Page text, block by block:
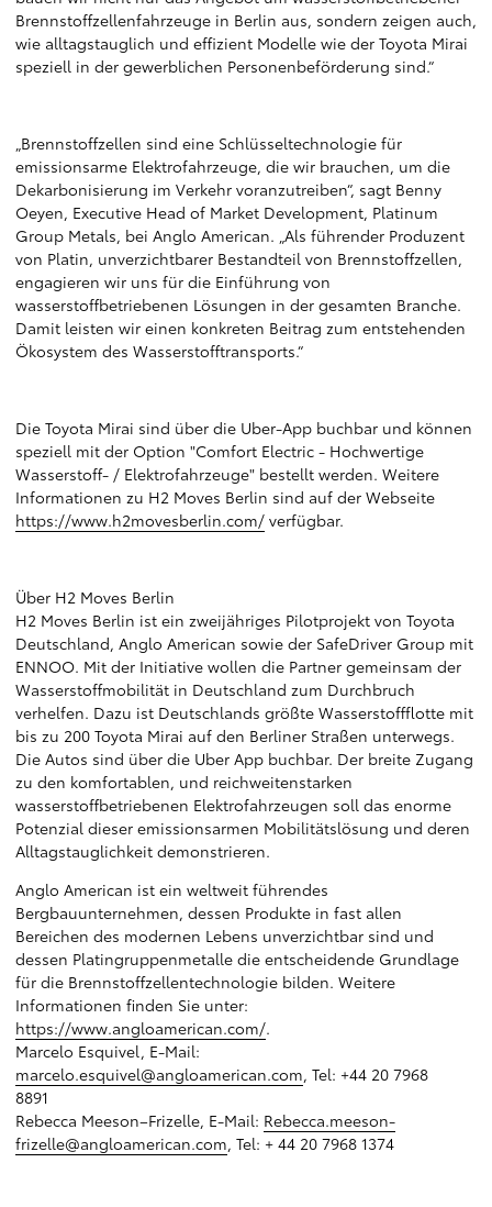
Brennstoffzellenfahrzeuge in Berlin aus, sondern zeigen auch,
wie alltagstauglich und effizient Modelle wie der Toyota Mirai
speziell in der gewerblichen Personenbeförderung sind.“
„Brennstoffzellen sind eine Schlüsseltechnologie für
emissionsarme Elektrofahrzeuge, die wir brauchen, um die
Dekarbonisierung im Verkehr voranzutreiben“, sagt Benny
Oeyen, Executive Head of Market Development, Platinum
Group Metals, bei Anglo American. „Als führender Produzent
von Platin, unverzichtbarer Bestandteil von Brennstoffzellen,
engagieren wir uns für die Einführung von
wasserstoffbetriebenen Lösungen in der gesamten Branche.
Damit leisten wir einen konkreten Beitrag zum entstehenden
Ökosystem des Wasserstofftransports.“
Die Toyota Mirai sind über die Uber-App buchbar und können
speziell mit der Option "Comfort Electric - Hochwertige
Wasserstoff- / Elektrofahrzeuge" bestellt werden. Weitere
Informationen zu H2 Moves Berlin sind auf der Webseite
https://www.h2movesberlin.com/ verfügbar.
Über H2 Moves Berlin
H2 Moves Berlin ist ein zweijähriges Pilotprojekt von Toyota
Deutschland, Anglo American sowie der SafeDriver Group mit
ENNOO. Mit der Initiative wollen die Partner gemeinsam der
Wasserstoffmobilität in Deutschland zum Durchbruch
verhelfen. Dazu ist Deutschlands größte Wasserstoffflotte mit
bis zu 200 Toyota Mirai auf den Berliner Straßen unterwegs.
Die Autos sind über die Uber App buchbar. Der breite Zugang
zu den komfortablen, und reichweitenstarken
wasserstoffbetriebenen Elektrofahrzeugen soll das enorme
Potenzial dieser emissionsarmen Mobilitätslösung und deren
Alltagstauglichkeit demonstrieren.
Anglo American ist ein weltweit führendes
Bergbauunternehmen, dessen Produkte in fast allen
Bereichen des modernen Lebens unverzichtbar sind und
dessen Platingruppenmetalle die entscheidende Grundlage
für die Brennstoffzellentechnologie bilden. Weitere
Informationen finden Sie unter:
https://www.angloamerican.com/.
Marcelo Esquivel, E-Mail:
marcelo.esquivel@angloamerican.com, Tel: +44 20 7968
8891
Rebecca Meeson–Frizelle, E-Mail: Rebecca.meeson-
frizelle@angloamerican.com, Tel: + 44 20 7968 1374